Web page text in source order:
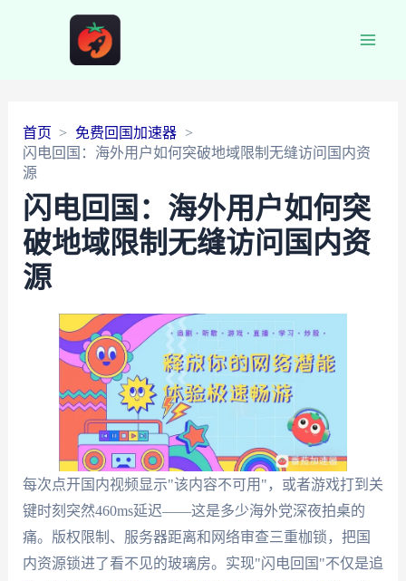
首页
免费回国加速器
闪电回国：海外用户如何突破地域限制无缝访问国内资
源
闪电回国：海外用户如何突
破地域限制无缝访问国内资
源
每次点开国内视频显示"该内容不可用"，或者游戏打到关
键时刻突然460ms延迟——这是多少海外党深夜拍桌的
痛。版权限制、服务器距离和网络审查三重枷锁，把国
内资源锁进了看不见的玻璃房。实现"闪电回国"不仅是追